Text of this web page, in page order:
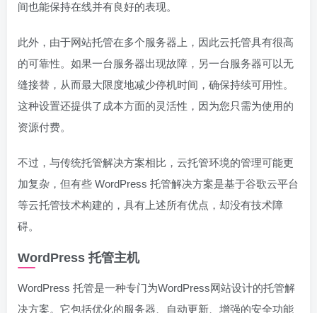
间也能保持在线并有良好的表现。
此外，由于网站托管在多个服务器上，因此云托管具有很高
的可靠性。如果一台服务器出现故障，另一台服务器可以无
缝接替，从而最大限度地减少停机时间，确保持续可用性。
这种设置还提供了成本方面的灵活性，因为您只需为使用的
资源付费。
不过，与传统托管解决方案相比，云托管环境的管理可能更
加复杂，但有些 WordPress 托管解决方案是基于谷歌云平台
等云托管技术构建的，具有上述所有优点，却没有技术障
碍。
WordPress 托管主机
WordPress 托管是一种专门为WordPress网站设计的托管解
决方案。它包括优化的服务器、自动更新、增强的安全功能